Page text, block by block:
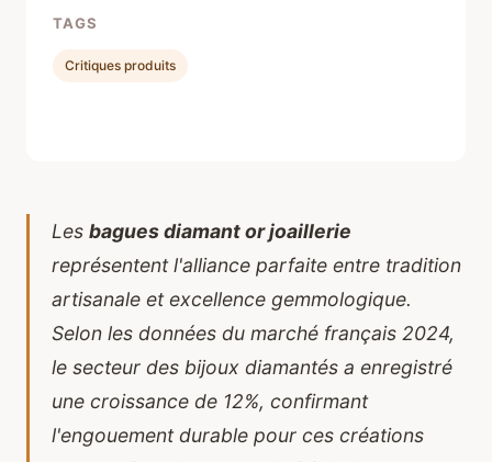
Les bagues diamant or joaillerie
représentent l'alliance parfaite entre tradition
artisanale et excellence gemmologique.
Selon les données du marché français 2024,
le secteur des bijoux diamantés a enregistré
une croissance de 12%, confirmant
l'engouement durable pour ces créations
TAGS
Critiques produits